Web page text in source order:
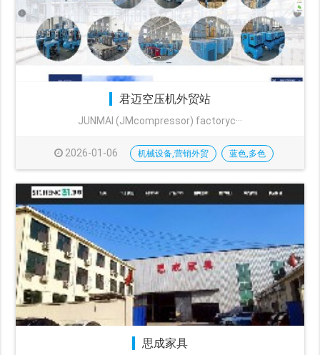
君迈空压机外贸站
JUNMAI (JMcompressor) factoryc···
2026-01-06 机械设备,营销外贸 蓝色,多色
思成家具